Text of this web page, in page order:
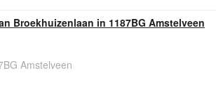
Broekhuizenlaan in 1187BG Amstelveen
Amstelveen